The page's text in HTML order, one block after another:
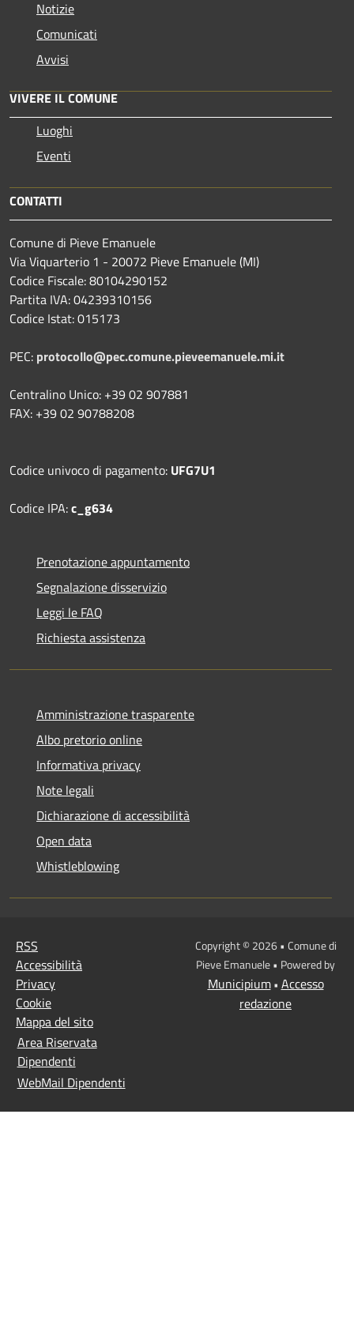
Notizie
Comunicati
Avvisi
VIVERE IL COMUNE
Luoghi
Eventi
CONTATTI
Comune di Pieve Emanuele
Via Viquarterio 1 - 20072 Pieve Emanuele (MI)
Codice Fiscale: 80104290152
Partita IVA: 04239310156
Codice Istat: 015173
PEC: protocollo@pec.comune.pieveemanuele.mi.it
Centralino Unico: +39 02 907881
FAX: +39 02 90788208
Codice univoco di pagamento: UFG7U1
Codice IPA:c_g634
Prenotazione appuntamento
Segnalazione disservizio
Leggi le FAQ
Richiesta assistenza
Amministrazione trasparente
Albo pretorio online
Informativa privacy
Note legali
Dichiarazione di accessibilità
Open data
Whistleblowing
RSS
Accessibilità
Privacy
Cookie
Mappa del sito
Area Riservata
Dipendenti
WebMail Dipendenti
Copyright © 2026 • Comune di
Pieve Emanuele • Powered by
Municipium• Accesso
redazione